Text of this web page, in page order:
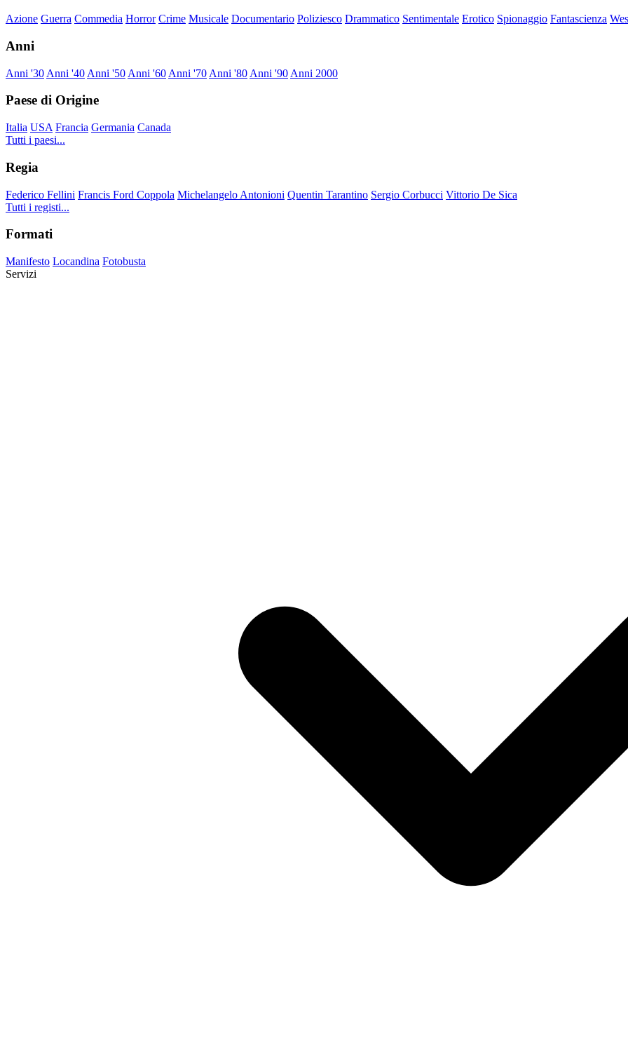
Azione Guerra Commedia Horror Crime Musicale Documentario Poliziesco Drammatico Sentimentale Erotico Spionaggio Fantascienza
Anni
Anni '30 Anni '40 Anni '50 Anni '60 Anni '70 Anni '80 Anni '90 Anni 2000
Paese di Origine
Italia USA Francia Germania Canada
Tutti i paesi...
Regia
Federico Fellini Francis Ford Coppola Michelangelo Antonioni Quentin Tarantino Sergio Corbucci Vittorio De Sica
Tutti i registi...
Formati
Manifesto Locandina Fotobusta
Servizi